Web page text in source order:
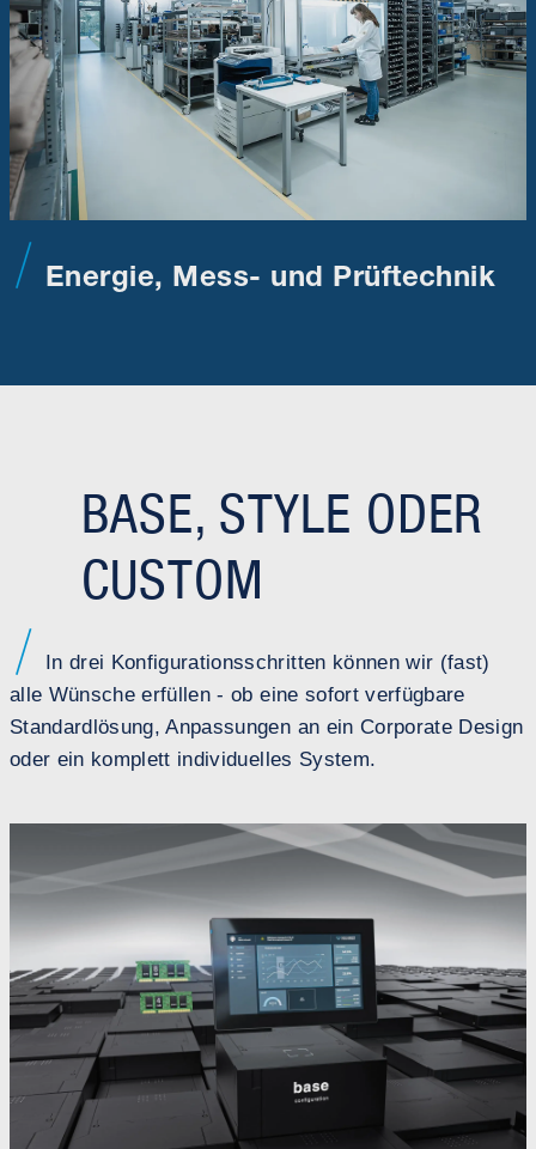
Energie, Mess- und Prüftechnik
BASE, STYLE ODER
CUSTOM
In drei Konfigurationsschritten können wir (fast)
alle Wünsche erfüllen - ob eine sofort verfügbare
Standardlösung, Anpassungen an ein Corporate Design
oder ein komplett individuelles System.